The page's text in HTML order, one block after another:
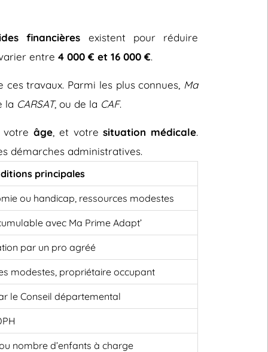
financières existent pour réduire
entre 4 000 € et 16 000 €.
travaux. Parmi les plus connues, Ma
la CARSAT, ou de la CAF.
votre âge , et votresituation médicale.
démarches administratives.
principales
ou handicap, ressources modestes
avec Ma Prime Adapt’
par un pro agréé
modestes, propriétaire occupant
le Conseil départemental
nombre d’enfants à charge